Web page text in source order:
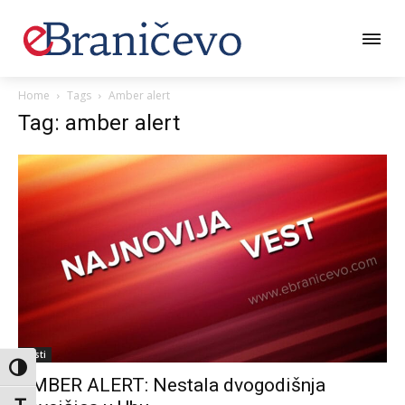
Toggle High Contrast
Home Tags Amber alert
Tag: amber alert
Vesti
AMBER ALERT: Nestala dvogodišnja